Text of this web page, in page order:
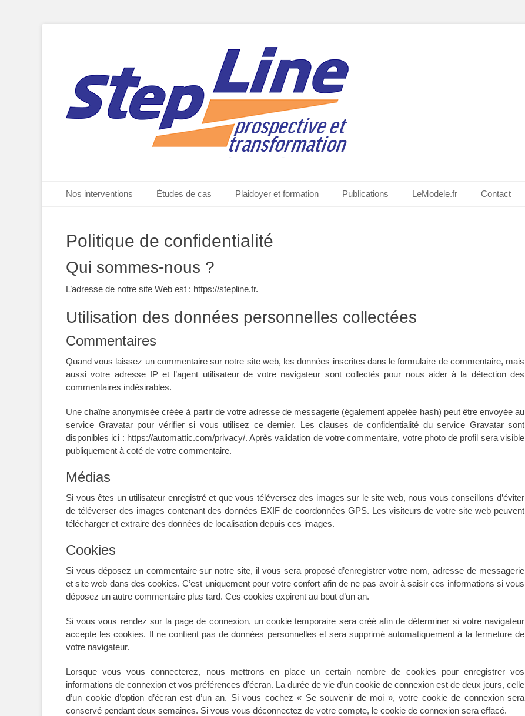
StepLine.fr
StepLine, prospective et transformation, par Marc de Basquiat
Menu principal
Nos interventions Études de cas Plaidoyer et formation Publications LeModele.fr Contact
Politique de confidentialité
Qui sommes-nous ?
L’adresse de notre site Web est : https://stepline.fr.
Utilisation des données personnelles collectées
Commentaires
Quand vous laissez un commentaire sur notre site web, les données inscrites dans le formulaire de commentaire, mais
aussi votre adresse IP et l’agent utilisateur de votre navigateur sont collectés pour nous aider à la détection des
commentaires indésirables.
Une chaîne anonymisée créée à partir de votre adresse de messagerie (également appelée hash) peut être envoyée au
service Gravatar pour vérifier si vous utilisez ce dernier. Les clauses de confidentialité du service Gravatar sont
disponibles ici : https://automattic.com/privacy/. Après validation de votre commentaire, votre photo de profil sera visible
publiquement à coté de votre commentaire.
Médias
Si vous êtes un utilisateur enregistré et que vous téléversez des images sur le site web, nous vous conseillons d’éviter
de téléverser des images contenant des données EXIF de coordonnées GPS. Les visiteurs de votre site web peuvent
télécharger et extraire des données de localisation depuis ces images.
Cookies
Si vous déposez un commentaire sur notre site, il vous sera proposé d’enregistrer votre nom, adresse de messagerie
et site web dans des cookies. C’est uniquement pour votre confort afin de ne pas avoir à saisir ces informations si vous
déposez un autre commentaire plus tard. Ces cookies expirent au bout d’un an.
Si vous vous rendez sur la page de connexion, un cookie temporaire sera créé afin de déterminer si votre navigateur
accepte les cookies. Il ne contient pas de données personnelles et sera supprimé automatiquement à la fermeture de
votre navigateur.
Lorsque vous vous connecterez, nous mettrons en place un certain nombre de cookies pour enregistrer vos
informations de connexion et vos préférences d’écran. La durée de vie d’un cookie de connexion est de deux jours, celle
d’un cookie d’option d’écran est d’un an. Si vous cochez « Se souvenir de moi », votre cookie de connexion sera
conservé pendant deux semaines. Si vous vous déconnectez de votre compte, le cookie de connexion sera effacé.